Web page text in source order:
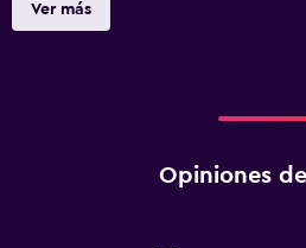
Ver más
Opiniones